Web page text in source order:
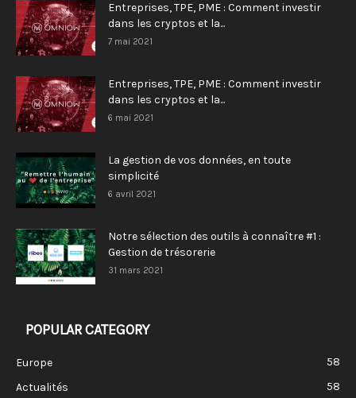
Entreprises, TPE, PME : Comment investir
dans les cryptos et la...
7 mai 2021
Entreprises, TPE, PME : Comment investir
dans les cryptos et la...
6 mai 2021
La gestion de vos données, en toute
simplicité
6 avril 2021
Notre sélection des outils à connaître #1 :
Gestion de trésorerie
31 mars 2021
POPULAR CATEGORY
Europe
58
Actualités
58